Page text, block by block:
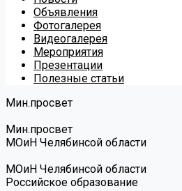
Объявления
Фотогалерея
Видеогалерея
Мероприятия
Презентации
Полезные статьи
Мин.просвет
Мин.просвет
МОиН Челябинсой области
МОиН Челябинсой области
Российское образование